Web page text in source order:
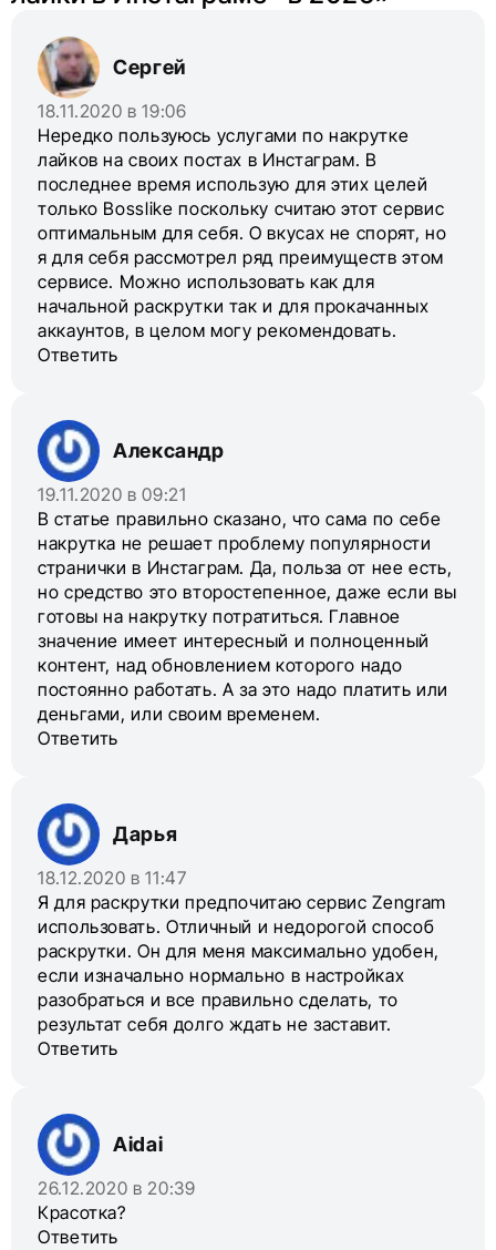
Сергей
18.11.2020 в 19:06
Нередко пользуюсь услугами по накрутке
лайков на своих постах в Инстаграм. В
последнее время использую для этих целей
только Bosslike поскольку считаю этот сервис
оптимальным для себя. О вкусах не спорят, но
я для себя рассмотрел ряд преимуществ этом
сервисе. Можно использовать как для
начальной раскрутки так и для прокачанных
аккаунтов, в целом могу рекомендовать.
Ответить
Александр
19.11.2020 в 09:21
В статье правильно сказано, что сама по себе
накрутка не решает проблему популярности
странички в Инстаграм. Да, польза от нее есть,
но средство это второстепенное, даже если вы
готовы на накрутку потратиться. Главное
значение имеет интересный и полноценный
контент, над обновлением которого надо
постоянно работать. А за это надо платить или
деньгами, или своим временем.
Ответить
Дарья
18.12.2020 в 11:47
Я для раскрутки предпочитаю сервис Zengram
использовать. Отличный и недорогой способ
раскрутки. Он для меня максимально удобен,
если изначально нормально в настройках
разобраться и все правильно сделать, то
результат себя долго ждать не заставит.
Ответить
Aidai
26.12.2020 в 20:39
Красотка?
Ответить